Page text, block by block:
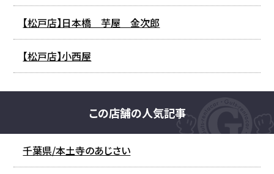
【松戸店】日本橋 芋屋 金次郎
【松戸店】小西屋
この店舗の人気記事
千葉県/本土寺のあじさい